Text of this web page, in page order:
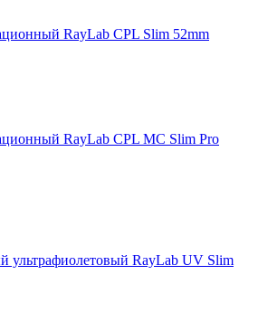
RayLab CPL Slim 52mm
RayLab CPL MC Slim Pro
ультрафиолетовый RayLab UV Slim